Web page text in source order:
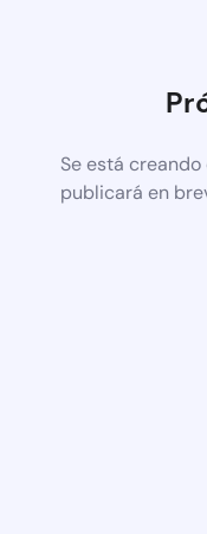
Se está
publicará en